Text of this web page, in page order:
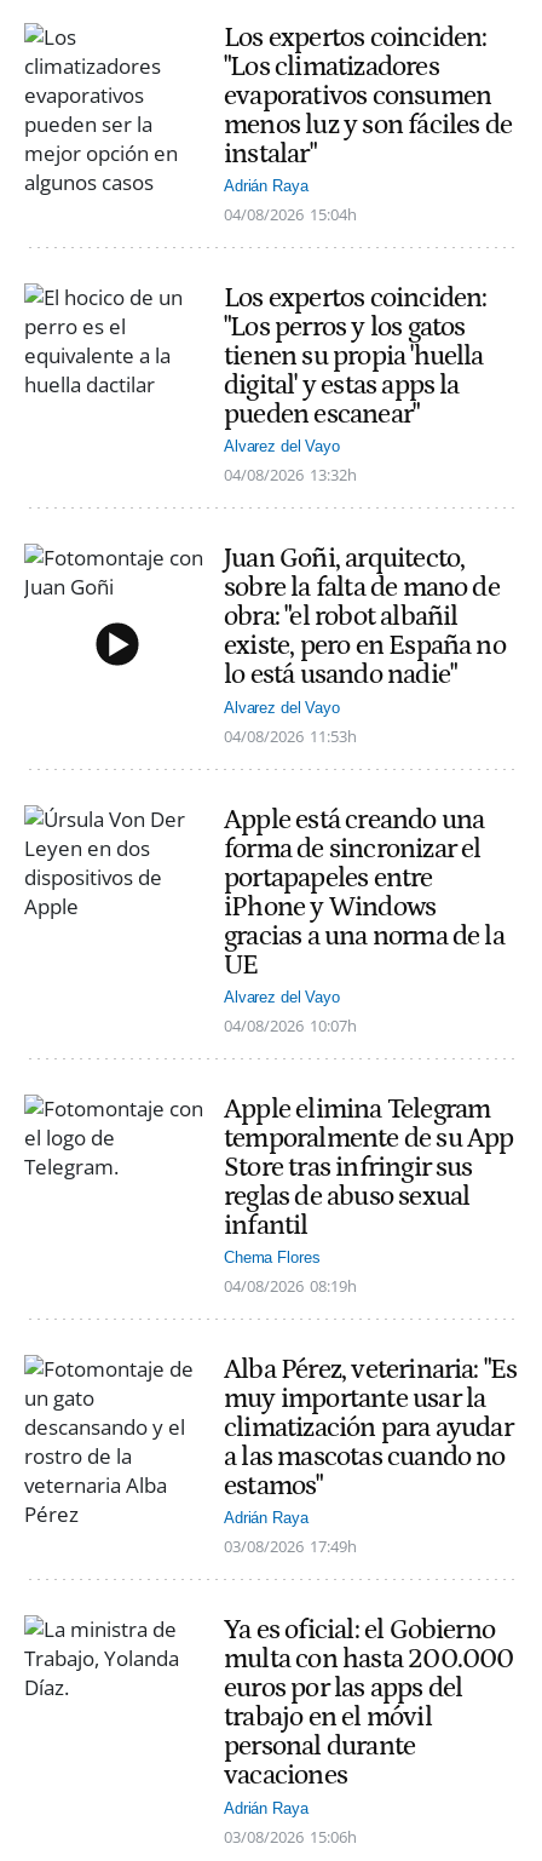
Los expertos coinciden:
"Los climatizadores
evaporativos consumen
menos luz y son fáciles de
instalar"
Adrián Raya
04/08/2026 15:04h
Los expertos coinciden:
"Los perros y los gatos
tienen su propia 'huella
digital' y estas apps la
pueden escanear"
Alvarez del Vayo
04/08/2026 13:32h
Juan Goñi, arquitecto,
sobre la falta de mano de
obra: "el robot albañil
existe, pero en España no
lo está usando nadie"
Alvarez del Vayo
04/08/2026 11:53h
Apple está creando una
forma de sincronizar el
portapapeles entre
iPhone y Windows
gracias a una norma de la
UE
Alvarez del Vayo
04/08/2026 10:07h
Apple elimina Telegram
temporalmente de su App
Store tras infringir sus
reglas de abuso sexual
infantil
Chema Flores
04/08/2026 08:19h
Alba Pérez, veterinaria: "Es
muy importante usar la
climatización para ayudar
a las mascotas cuando no
estamos"
Adrián Raya
03/08/2026 17:49h
Ya es oficial: el Gobierno
multa con hasta 200.000
euros por las apps del
trabajo en el móvil
personal durante
vacaciones
Adrián Raya
03/08/2026 15:06h